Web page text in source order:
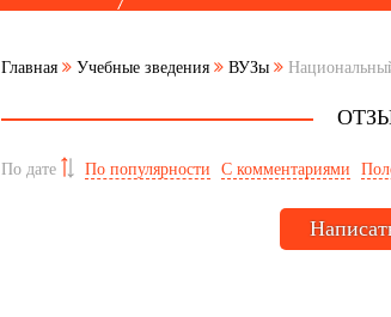
Главная Учебные зведения ВУЗы
По дате По популярности С комментариями